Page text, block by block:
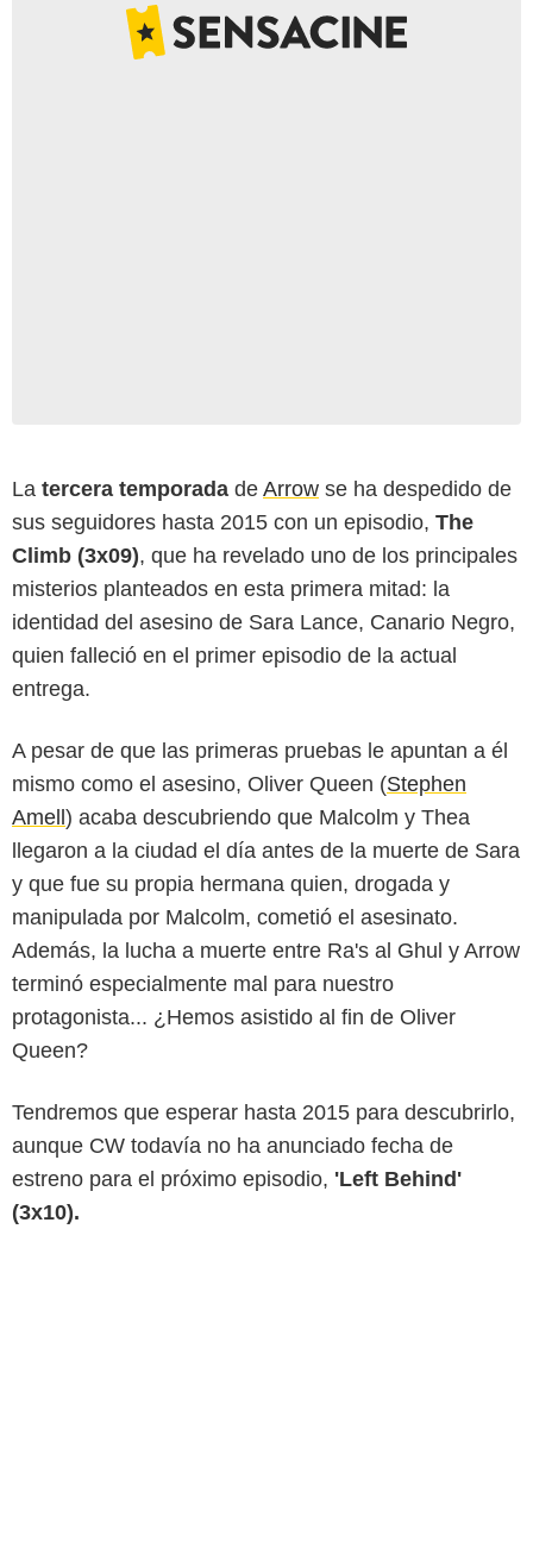
La tercera temporada de Arrow se ha despedido de
sus seguidores hasta 2015 con un episodio, The
Climb (3x09), que ha revelado uno de los principales
misterios planteados en esta primera mitad: la
identidad del asesino de Sara Lance, Canario Negro,
quien falleció en el primer episodio de la actual
entrega.
A pesar de que las primeras pruebas le apuntan a él
mismo como el asesino, Oliver Queen (Stephen
Amell) acaba descubriendo que Malcolm y Thea
llegaron a la ciudad el día antes de la muerte de Sara
y que fue su propia hermana quien, drogada y
manipulada por Malcolm, cometió el asesinato.
Además, la lucha a muerte entre Ra's al Ghul y Arrow
terminó especialmente mal para nuestro
protagonista... ¿Hemos asistido al fin de Oliver
Queen?
Tendremos que esperar hasta 2015 para descubrirlo,
aunque CW todavía no ha anunciado fecha de
estreno para el próximo episodio, 'Left Behind'
(3x10).